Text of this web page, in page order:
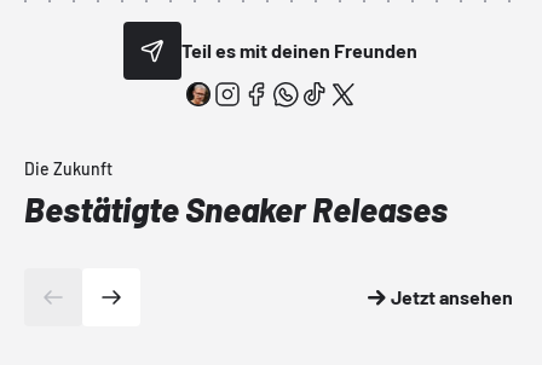
Teil es mit deinen Freunden
Die Zukunft
Bestätigte Sneaker Releases
Jetzt ansehen